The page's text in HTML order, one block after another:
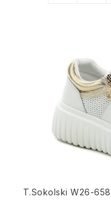
T.Sokolski W26-